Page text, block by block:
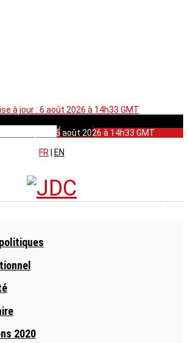
à jour : 6 août 2026 à 14h33 GMT
Mise à jour : 6 août 2026 à 14h33 GMT
FR
EN
2020